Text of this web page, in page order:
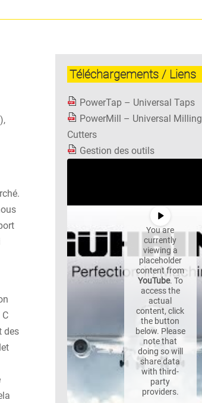
des
Téléchargements / Liens
PowerTap – Universal Taps
PowerMill – Universal Milling
Cutters
Gestion des outils
You are
currently
viewing a
placeholder
content from
YouTube. To
access the
actual
content, click
the button
below. Please
note that
doing so will
share data
with third-
party
providers.